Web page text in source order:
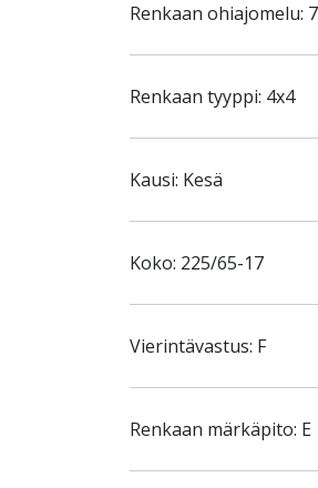
Renkaan ohiajomelu:
Renkaan tyyppi: 4x4
Kausi: Kesä
Koko: 225/65-17
Vierintävastus: F
Renkaan märkäpito: E